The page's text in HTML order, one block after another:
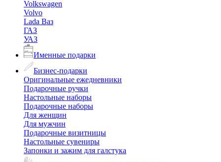
Volkswagen
Volvo
Lada Ваз
ГАЗ
УАЗ
Именные подарки
Бизнес-подарки
Оригинальные ежедневники
Подарочные ручки
Настольные наборы
Подарочные наборы
Для женщин
Для мужчин
Подарочные визитницы
Настольные сувениры
Запонки и зажим для галстука